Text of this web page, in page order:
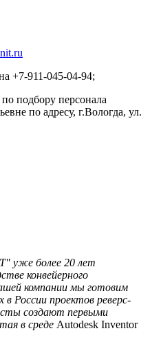
+7-911-045-04-94;
подбору персонала
по адресу, г.Вологда, ул.
более 20 лет
конвейерного
компании мы готовим
в России проектов реверс-
создают первыми
в среде Autodesk Inventor